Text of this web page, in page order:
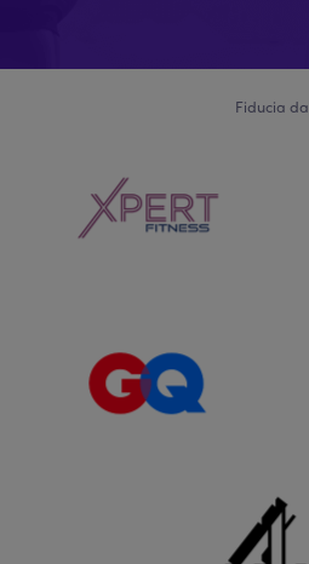
Fiducia da